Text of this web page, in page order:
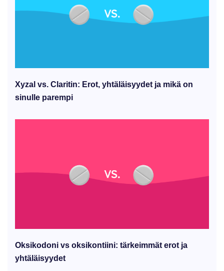
Xyzal vs. Claritin: Erot, yhtäläisyydet ja mikä on
sinulle parempi
Oksikodoni vs oksikontiini: tärkeimmät erot ja
yhtäläisyydet